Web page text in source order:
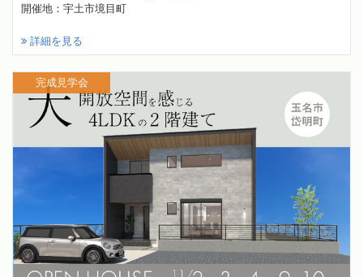
開催地：宇土市境目町
詳細を見る
完成見学会